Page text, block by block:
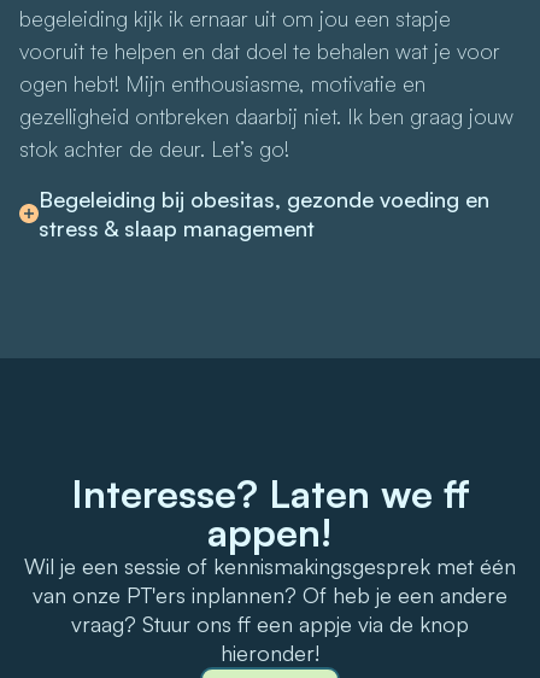
begeleiding kijk ik ernaar uit om jou een stapje
vooruit te helpen en dat doel te behalen wat je voor
ogen hebt! Mijn enthousiasme, motivatie en
gezelligheid ontbreken daarbij niet. Ik ben graag jouw
stok achter de deur. Let’s go!
Begeleiding bij obesitas, gezonde voeding en
stress & slaap management
Interesse? Laten we ff
appen!
Wil je een sessie of kennismakingsgesprek met één
van onze PT'ers inplannen? Of heb je een andere
vraag? Stuur ons ff een appje via de knop
hieronder!